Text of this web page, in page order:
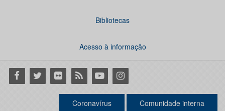
Bibliotecas
Acesso à informação
Facebook
Twitter Flickr RSS YoutubeInstagram
Coronavírus Comunidade interna